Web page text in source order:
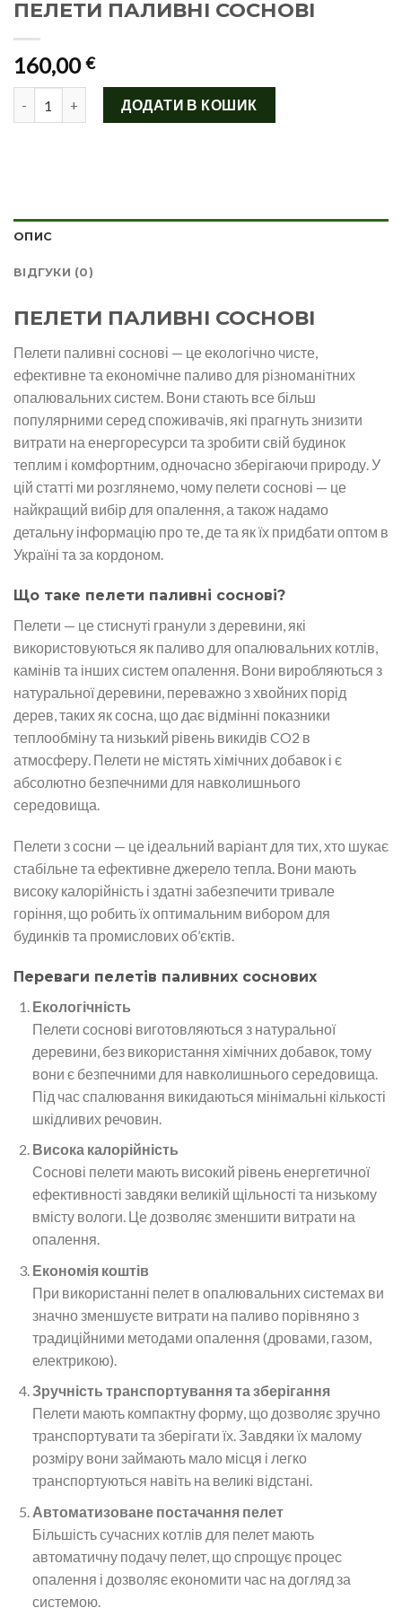
ПЕЛЕТИ ПАЛИВНІ СОСНОВІ
160,00€
ПЕЛЕТИ ПАЛИВНІ СОСНОВІ кількість
ДОДАТИ В КОШИК
ОПИС
ВІДГУКИ (0)
ПЕЛЕТИ ПАЛИВНІ СОСНОВІ
Пелети паливні соснові — це екологічно чисте,
ефективне та економічне паливо для різноманітних
опалювальних систем. Вони стають все більш
популярними серед споживачів, які прагнуть знизити
витрати на енергоресурси та зробити свій будинок
теплим і комфортним, одночасно зберігаючи природу. У
цій статті ми розглянемо, чому пелети соснові — це
найкращий вибір для опалення, а також надамо
детальну інформацію про те, де та як їх придбати оптом в
Україні та за кордоном.
Що таке пелети паливні соснові?
Пелети — це стиснуті гранули з деревини, які
використовуються як паливо для опалювальних котлів,
камінів та інших систем опалення. Вони виробляються з
натуральної деревини, переважно з хвойних порід
дерев, таких як сосна, що дає відмінні показники
теплообміну та низький рівень викидів CO2 в
атмосферу. Пелети не містять хімічних добавок і є
абсолютно безпечними для навколишнього
середовища.
Пелети з сосни — це ідеальний варіант для тих, хто шукає
стабільне та ефективне джерело тепла. Вони мають
високу калорійність і здатні забезпечити тривале
горіння, що робить їх оптимальним вибором для
будинків та промислових об’єктів.
Переваги пелетів паливних соснових
Екологічність
Пелети соснові виготовляються з натуральної
деревини, без використання хімічних добавок, тому
вони є безпечними для навколишнього середовища.
Під час спалювання викидаються мінімальні кількості
шкідливих речовин.
Висока калорійність
Соснові пелети мають високий рівень енергетичної
ефективності завдяки великій щільності та низькому
вмісту вологи. Це дозволяє зменшити витрати на
опалення.
Економія коштів
При використанні пелет в опалювальних системах ви
значно зменшуєте витрати на паливо порівняно з
традиційними методами опалення (дровами, газом,
електрикою).
Зручність транспортування та зберігання
Пелети мають компактну форму, що дозволяє зручно
транспортувати та зберігати їх. Завдяки їх малому
розміру вони займають мало місця і легко
транспортуються навіть на великі відстані.
Автоматизоване постачання пелет
Більшість сучасних котлів для пелет мають
автоматичну подачу пелет, що спрощує процес
опалення і дозволяє економити час на догляд за
системою.